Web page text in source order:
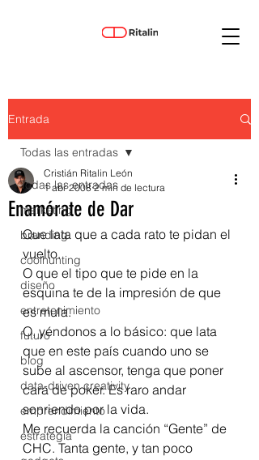
Entrada
Todas las entradas
marketing
branding
coolhunting
diseño
entretenimiento
futuro
blog
data-driven creativity
emprendimiento
estrategia
Todas las entradas
Enamórate de Dar
Cristián Ritalin León
1 abr 2008 2 min de lectura
Que lata que a cada rato te pidan el
vuelto.
O que el tipo que te pide en la
esquina te de la impresión de que
es mula.
O, yéndonos a lo básico: que lata
que en este país cuando uno se
sube al ascensor, tenga que poner
cara de poker. Es raro andar
sonriendo por la vida.
Me recuerda la canción “Gente” de
CHC. Tanta gente, y tan poco